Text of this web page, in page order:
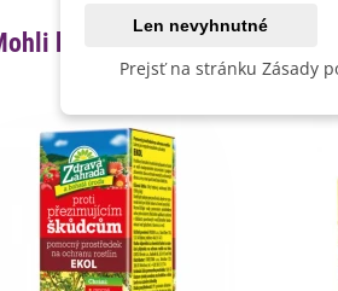
byste ešte potrebovať
Len nevyhnutné
Prejsť na stránku Zásady